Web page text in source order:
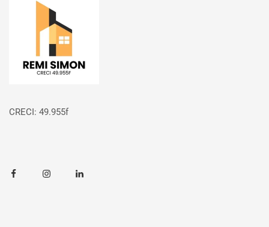
Página inicial
CRECI: 49.955f
FacebookInstagramLinkedin